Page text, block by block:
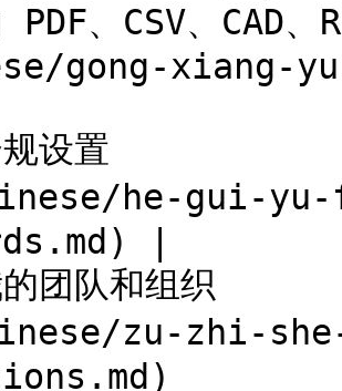
PDF、CSV、
gong-xiang-
规设置
he-gui-
|
的团队和组织
zu-zhi-